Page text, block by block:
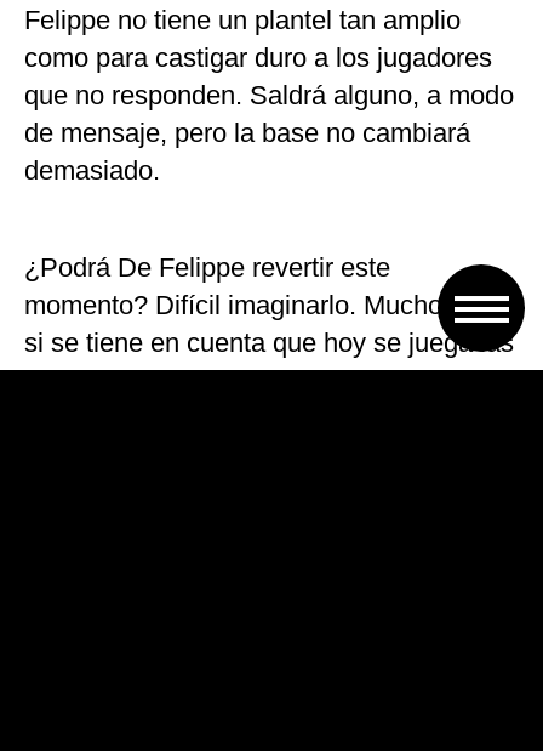
Felippe no tiene un plantel tan amplio
como para castigar duro a los jugadores
que no responden. Saldrá alguno, a modo
de mensaje, pero la base no cambiará
demasiado.
¿Podrá De Felippe revertir este
momento? Difícil imaginarlo. Mucho más
si se tiene en cuenta que hoy se juega las
pocas fichas que le quedan ante un